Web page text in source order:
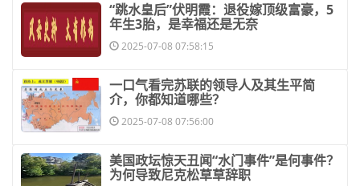
​“跳水皇后”伏明霞：退役嫁顶级富豪，5
年生3胎，是幸福还是无奈
2025-07-08 07:58:15
​一口气看完苏联的领导人及其生平简
介，你都知道哪些？
2025-07-08 07:56:00
​美国政坛惊天丑闻“水门事件”是何事件？
为何导致尼克松草草辞职